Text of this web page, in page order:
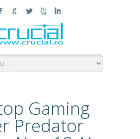
G L X I
Gaming
Predator